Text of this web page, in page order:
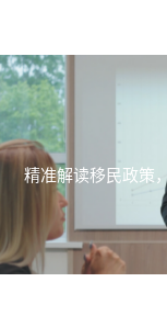
精准解读移民政策